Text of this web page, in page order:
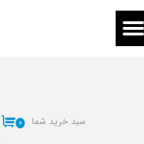
۰ سبد خرید شما
حساب کاربری من
خروج از حساب کاربری